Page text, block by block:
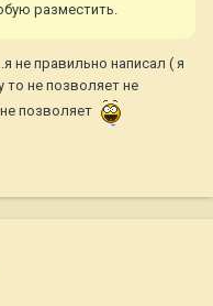
разместить.
не правильно написал ( я
то не позволяет не
позволяет